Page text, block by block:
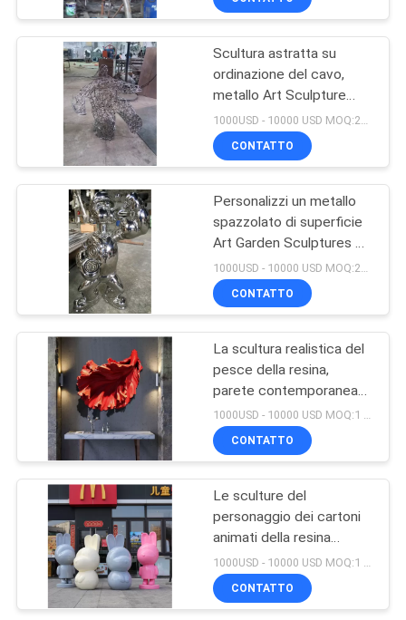
DI
VISITA
FABBRICA
CONTROLLO
DELLA
QUALITÀ
CONTATTACI
NOTIZIE
CASI
CHIEDI
PREVENTIVO
Art Sculpture di
rame
27
Resina Art Sculpture
44
Scultura dell'acciaio
inossidabile
32
15
animati
Scultura astratta su
ordinazione del cavo,
metallo Art Sculpture
Interior Decoration Gifts
del movimento
CONTATTO
Personalizzi un metallo
spazzolato di superficie
Art Garden Sculptures di
316 sculture del
personaggio dei cartoni
animati
CONTATTO
La scultura realistica del
pesce della resina,
parete contemporanea
interna del metallo
scolpisce ciano rosso
1000USD - 10000 USD MOQ:1 pezzo
CONTATTO
Le sculture del
personaggio dei cartoni
animati della resina
spruzzano per dipingere
le statue animali
all'aperto
1000USD - 10000 USD MOQ:1 pezzo
CONTATTO